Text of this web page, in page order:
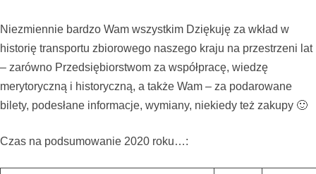
Niezmiennie bardzo Wam wszystkim Dziękuję za wkład w
historię transportu zbiorowego naszego kraju na przestrzeni lat
– zarówno Przedsiębiorstwom za współpracę, wiedzę
merytoryczną i historyczną, a także Wam – za podarowane
bilety, podesłane informacje, wymiany, niekiedy też zakupy 🙂
Czas na podsumowanie 2020 roku…: